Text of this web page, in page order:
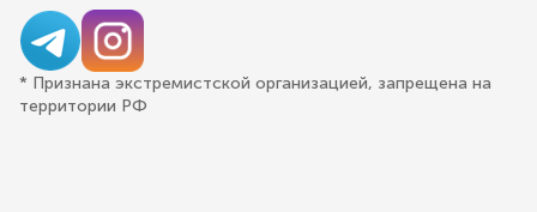
* Признана экстремистской организацией, запрещена на
территории РФ